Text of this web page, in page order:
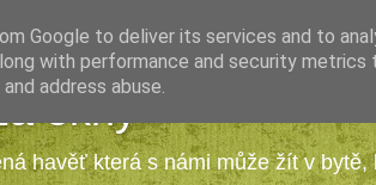
okny
havěť která s námi může žít v
Google to deliver its services and to
with performance and security
address abuse.